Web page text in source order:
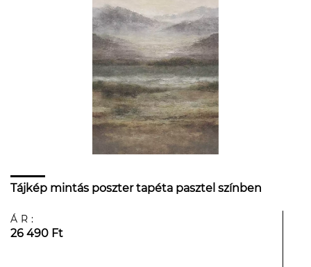
Tájkép mintás poszter tapéta pasztel színben
ÁR:
26 490 Ft